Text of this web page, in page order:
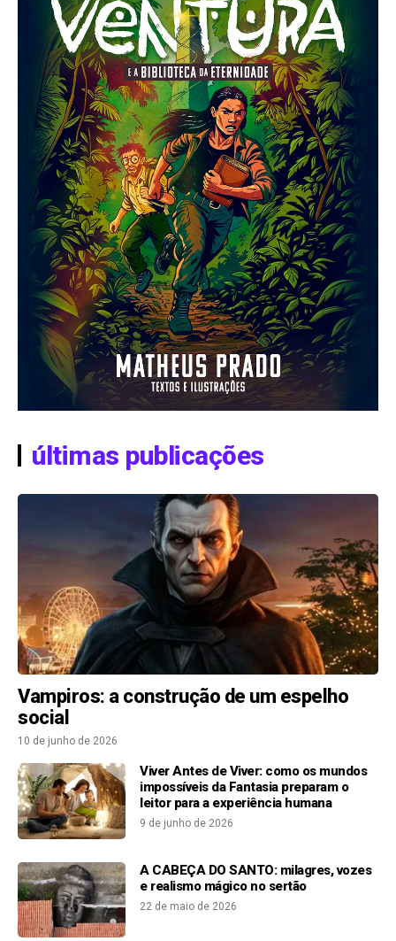
últimas publicações
Vampiros: a construção de um espelho
social
10 de junho de 2026
Viver Antes de Viver: como os mundos
impossíveis da Fantasia preparam o
leitor para a experiência humana
9 de junho de 2026
A CABEÇA DO SANTO: milagres, vozes
e realismo mágico no sertão
22 de maio de 2026